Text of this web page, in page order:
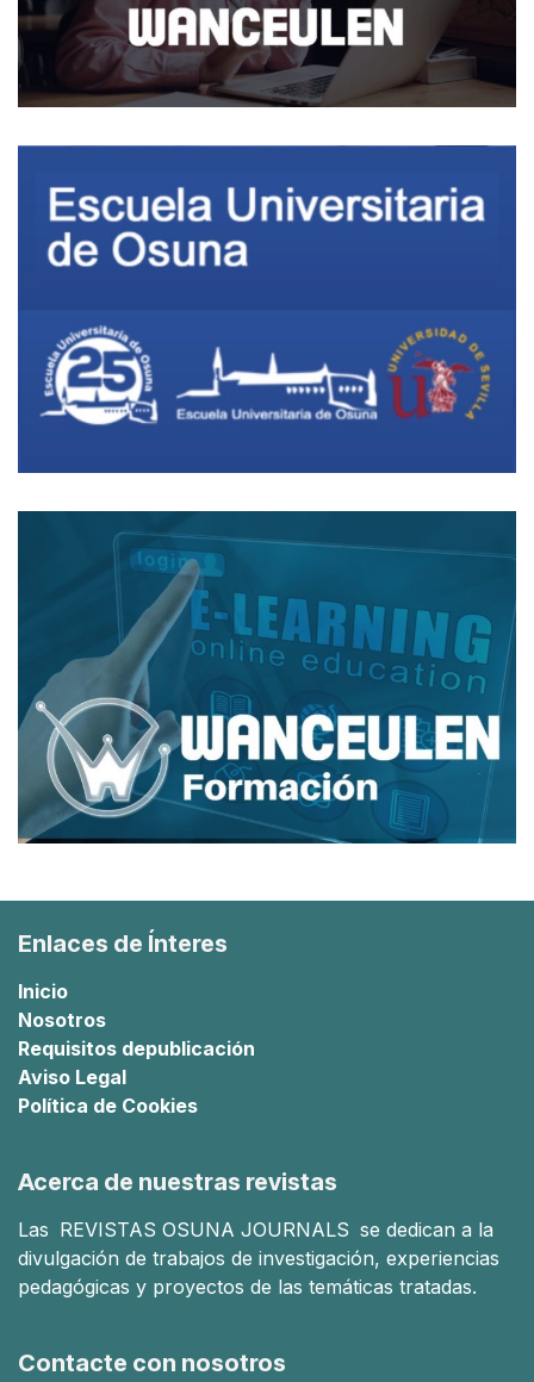
Enlaces de Ínteres
Inicio
Nosotros
Requisitos depublicación
Aviso Legal
Política de Cookies
Acerca de nuestras revistas
Las REVISTAS OSUNA JOURNALS se dedican a la
divulgación de trabajos de investigación, experiencias
pedagógicas y proyectos de las temáticas tratadas.
Contacte con nosotros